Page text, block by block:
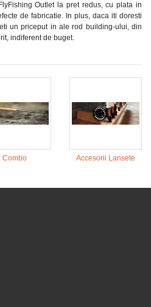
Outlet la pret redus, cu plata in
de fabricatie. In plus, daca iti doresti
un priceput in ale rod building-ului, din
indiferent de buget.
Combo Accesorii Lansete